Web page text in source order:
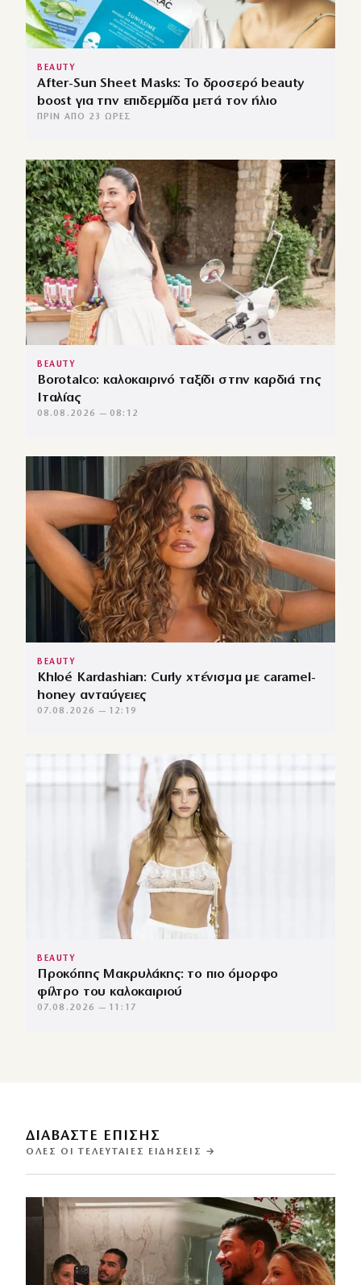
BEAUTY
After-Sun Sheet Masks: Το δροσερό beauty
boost για την επιδερμίδα μετά τον ήλιο
ΠΡΙΝ ΑΠΌ 23 ΏΡΕΣ
BEAUTY
Borotalco: καλοκαιρινό ταξίδι στην καρδιά της
Ιταλίας
08.08.2026 — 08:12
BEAUTY
Khloé Kardashian: Curly χτένισμα με caramel-
honey ανταύγειες
07.08.2026 — 12:19
BEAUTY
Προκόπης Μακρυλάκης: το πιο όμορφο
φίλτρο του καλοκαιριού
07.08.2026 — 11:17
ΔΙΑΒΑΣΤΕ ΕΠΙΣΗΣ
ΌΛΕΣ ΟΙ ΤΕΛΕΥΤΑΊΕΣ ΕΙΔΉΣΕΙΣ →